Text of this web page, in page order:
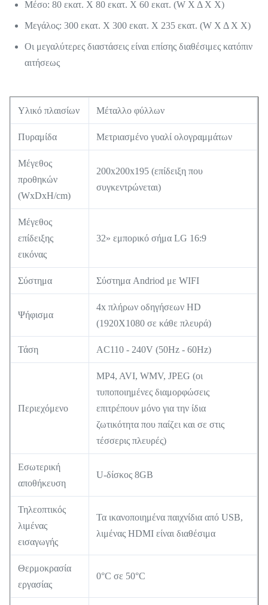
Μέσο: 80 εκατ. Χ 80 εκατ. Χ 60 εκατ. (W Χ Δ Χ Χ)
Μεγάλος: 300 εκατ. Χ 300 εκατ. Χ 235 εκατ. (W Χ Δ Χ Χ)
Οι μεγαλύτερες διαστάσεις είναι επίσης διαθέσιμες κατόπιν
αιτήσεως
Υλικό πλαισίων Μέταλλο φύλλων
Πυραμίδα Μετριασμένο γυαλί ολογραμμάτων
Μέγεθος
προθηκών
(WxDxH/cm)
200x200x195 (επίδειξη που
συγκεντρώνεται)
Μέγεθος
επίδειξης
εικόνας
32» εμπορικό σήμα LG 16:9
Σύστημα Σύστημα Andriod με WIFI
Ψήφισμα
4x πλήρων οδηγήσεων HD
(1920X1080 σε κάθε πλευρά)
Τάση AC110 - 240V (50Hz - 60Hz)
Περιεχόμενο
MP4, AVI, WMV, JPEG (οι
τυποποιημένες διαμορφώσεις
επιτρέπουν μόνο για την ίδια
ζωτικότητα που παίζει και σε στις
τέσσερις πλευρές)
Εσωτερική
αποθήκευση
U-δίσκος 8GB
Τηλεοπτικός
λιμένας
εισαγωγής
Τα ικανοποιημένα παιχνίδια από USB,
λιμένας HDMI είναι διαθέσιμα
Θερμοκρασία
εργασίας
0°C σε 50°C